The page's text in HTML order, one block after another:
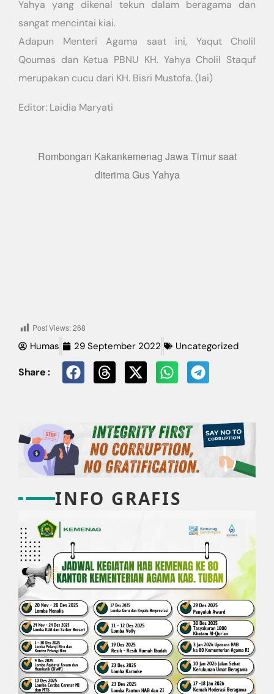
Yahya yang dikenal tekun dalam beragama dan
sangat mencintai kiai.
Adapun Menteri Agama saat ini, Yaqut Cholil
Qoumas dan Ketua PBNU KH. Yahya Cholil Staquf
merupakan cucu dari KH. Bisri Mustofa. (lai)
Editor: Laidia Maryati
Rombongan Kakankemenag Jawa Timur saat
diterima Gus Yahya
Post Views:268
Humas 29 September 2022 Uncategorized
Share :
INFO GRAFIS